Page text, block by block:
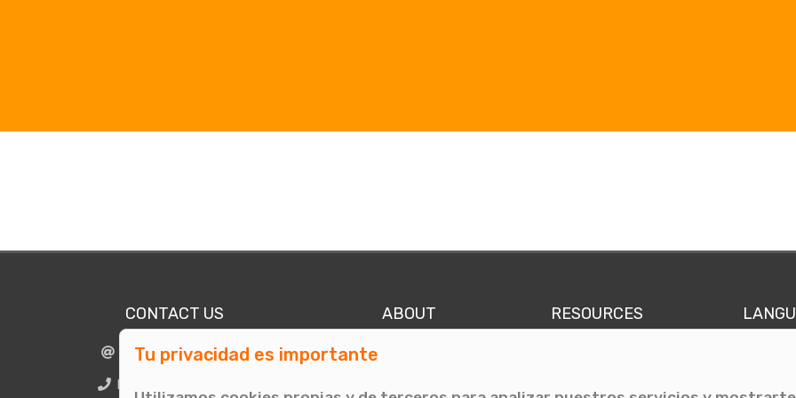
CONTACT US
info@comunicae.com
BCN + 34 931 702 774
ABOUT
Who we are
RESOURCES
Tu privacidad es importante